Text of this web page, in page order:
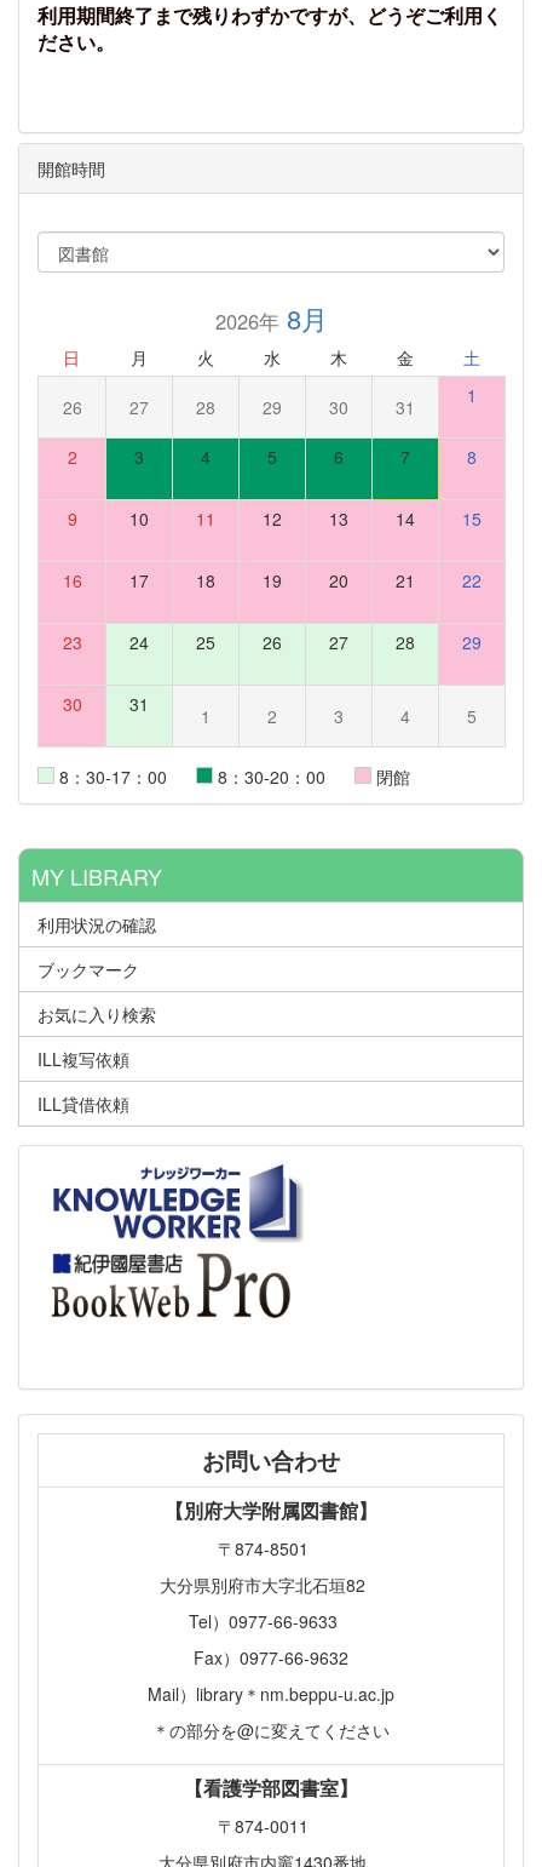
利用期間終了まで残りわずかですが、どうぞご利用く
ださい。
開館時間
2026年8月
日 月 火 水 木 金 土
26 27 28 29 30 31 1
2 3 4 5 6 7 8
9 10 11 12 13 14 15
16 17 18 19 20 21 22
23 24 25 26 27 28 29
30 31 1 2 3 4 5
8：30-17：00 8：30-20：00 閉館
MY LIBRARY
利用状況の確認
ブックマーク
お気に入り検索
ILL複写依頼
ILL貸借依頼
お問い合わせ
【別府大学附属図書館】
〒874-8501
大分県別府市大字北石垣82
Tel）0977-66-9633
Fax）0977-66-9632
Mail）library＊nm.beppu-u.ac.jp
＊の部分を@に変えてください
【看護学部図書室】
〒874-0011